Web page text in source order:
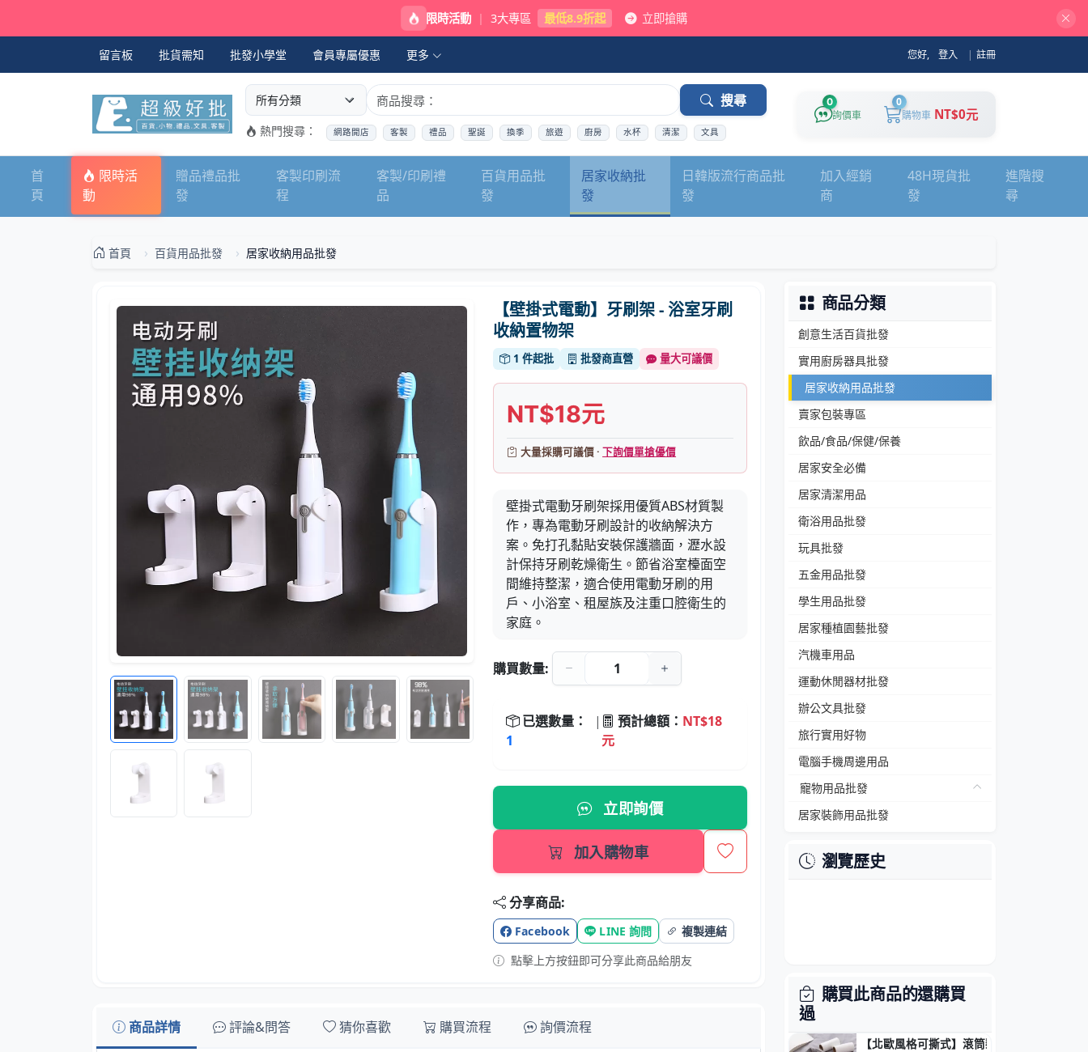
限時活動 | 3大專區 最低8.9折起 立即搶購
留言板 批貨需知 批發小學堂 會員專屬優惠 更多 您好, 登入 | 註冊
選擇商品分類
搜尋商品關鍵字 搜尋
熱門搜尋： 網路開店 客製 禮品 聖誕 換季 旅遊 廚房 水杯 清潔 文具
0
詢價車
0
購物車 NT$0元
首
頁
限時活
動
贈品禮品批
發
客製印刷流
程
客製/印刷禮
品
百貨用品批
發
居家收納批
發
日韓版流行商品批
發
加入經銷
商
48H現貨批
發
進階搜
尋
首頁 百貨用品批發 居家收納用品批發
【壁掛式電動】牙刷架 - 浴室牙刷
收納置物架
1 件起批 批發商直營 量大可議價
NT$18元
大量採購可議價 ·下詢價單搶優價
壁掛式電動牙刷架採用優質ABS材質製
作，專為電動牙刷設計的收納解決方
案。免打孔黏貼安裝保護牆面，瀝水設
計保持牙刷乾燥衛生。節省浴室檯面空
間維持整潔，適合使用電動牙刷的用
戶、小浴室、租屋族及注重口腔衛生的
家庭。
購買數量:
已選數量：
1
| 預計總額： NT$18
元
立即詢價
加入購物車
分享商品:
Facebook LINE 詢問
複製連結
點擊上方按鈕即可分享此商品給朋友
商品詳情 評論&問答 猜你喜歡 購買流程 詢價流程
商品分類
創意生活百貨批發
實用廚房器具批發
居家收納用品批發
賣家包裝專區
飲品/食品/保健/保養
居家安全必備
居家清潔用品
衛浴用品批發
玩具批發
五金用品批發
學生用品批發
居家種植園藝批發
汽機車用品
運動休閒器材批發
辦公文具批發
旅行實用好物
電腦手機周邊用品
寵物用品批發
居家裝飾用品批發
瀏覽歷史
購買此商品的還購買
過
【北歐風格可撕式】滾筒黏毛器 - 寵物毛髮